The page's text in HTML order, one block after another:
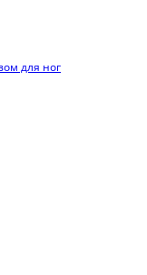
для ног